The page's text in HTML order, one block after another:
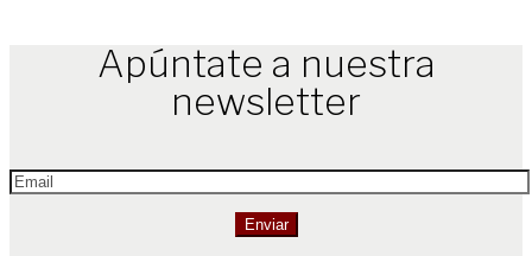
Apúntate a nuestra
newsletter